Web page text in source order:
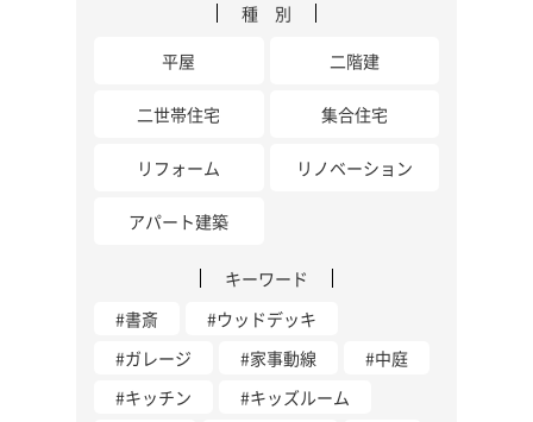
種 別
平屋
二階建
二世帯住宅 集合住宅
リフォーム リノベーション
アパート建築
キーワード
#書斎
#ウッドデッキ
#ガレージ
#家事動線
#中庭
#キッチン
#キッズルーム